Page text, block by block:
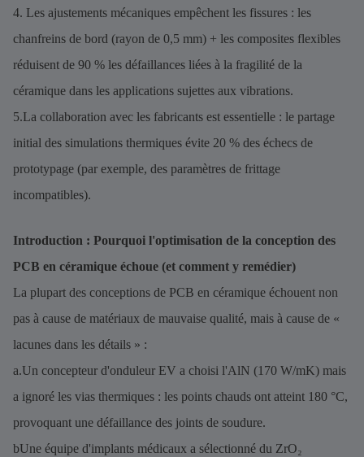
4. Les ajustements mécaniques empêchent les fissures : les
chanfreins de bord (rayon de 0,5 mm) + les composites flexibles
réduisent de 90 % les défaillances liées à la fragilité de la
céramique dans les applications sujettes aux vibrations.
5.La collaboration avec les fabricants est essentielle : le partage
initial des simulations thermiques évite 20 % des échecs de
prototypage (par exemple, des paramètres de frittage
incompatibles).
Introduction : Pourquoi l'optimisation de la conception des
PCB en céramique échoue (et comment y remédier)
La plupart des conceptions de PCB en céramique échouent non
pas à cause de matériaux de mauvaise qualité, mais à cause de «
lacunes dans les détails » :
a.Un concepteur d'onduleur EV a choisi l'AlN (170 W/mK) mais
a ignoré les vias thermiques : les points chauds ont atteint 180 °C,
provoquant une défaillance des joints de soudure.
bUne équipe d'implants médicaux a sélectionné du ZrO₂